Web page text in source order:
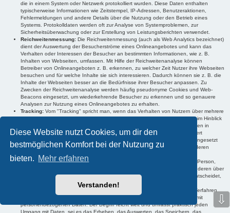
Diese Website nutzt Cookies, um dir den
bestmöglichen Komfort bei der Nutzung zu
bieten. Mehr erfahren
Verstanden!
die in einem System oder Netzwerk protokolliert wurden. Diese Daten enthalten
typischerweise Informationen wie Zeitstempel, IP-Adressen, Benutzeraktionen,
Fehlermeldungen und andere Details über die Nutzung oder den Betrieb eines
Systems. Protokolldaten werden oft zur Analyse von Systemproblemen, zur
Sicherheitsüberwachung oder zur Erstellung von Leistungsberichten verwendet.
Reichweitenmessung: Die Reichweitenmessung (auch als Web Analytics bezeichnet)
dient der Auswertung der Besucherströme eines Onlineangebotes und kann das
Verhalten oder Interessen der Besucher an bestimmten Informationen, wie z. B.
Inhalten von Webseiten, umfassen. Mit Hilfe der Reichweitenanalyse können
Betreiber von Onlineangeboten z. B. erkennen, zu welcher Zeit Nutzer ihre Webseiten
besuchen und für welche Inhalte sie sich interessieren. Dadurch können sie z. B. die
Inhalte der Webseiten besser an die Bedürfnisse ihrer Besucher anpassen. Zu
Zwecken der Reichweitenanalyse werden häufig pseudonyme Cookies und Web-
Beacons eingesetzt, um wiederkehrende Besucher zu erkennen und so genauere
Analysen zur Nutzung eines Onlineangebotes zu erhalten.
Tracking: Vom "Tracking" spricht man, wenn das Verhalten von Nutzern über mehrere
Onlineangebote hinweg nachvollzogen werden kann. Im Regelfall werden im Hinblick
auf die genutzten Onlineangebote Verhaltens- und Interessensinformationen in
Cookies oder auf Servern der Anbieter der Trackingtechnologien gespeichert
(sogenanntes Profiling). Diese Informationen können anschließend z. B. eingesetzt
werden, um den Nutzern Werbeanzeigen anzuzeigen, die voraussichtlich deren
Interessen entsprechen.
Verantwortlicher:Als "Verantwortlicher" wird die natürliche oder juristische Person,
Behörde, Einrichtung oder andere Stelle, die allein oder gemeinsam mit anderen über
die Zwecke und Mittel der Verarbeitung von personenbezogenen Daten entscheidet,
"Verarbeitung" ist jeder mit oder ohne Hilfe automatisierter Verfahren
ausgeführte Vorgang oder jede solche Vorgangsreihe im Zusammenhang mit
personenbezogenen Daten. Der Begriff reicht weit und umfasst praktisch jeden
Umgang mit Daten, sei es das Erheben, das Auswerten, das Speichern, das
⇩